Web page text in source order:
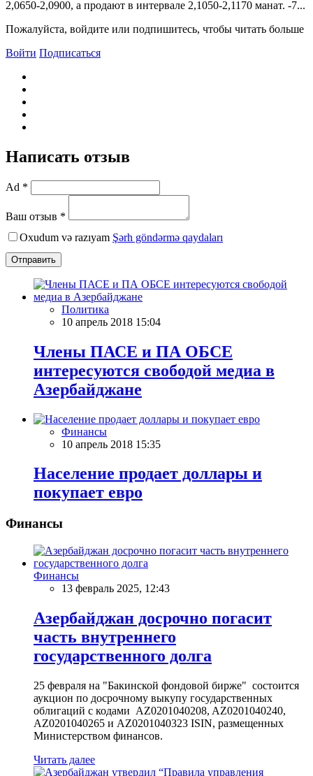
2,0650-2,0900, а продают в интервале 2,1050-2,1170 манат. -7...
Пожалуйста, войдите или подпишитесь, чтобы читать больше
Войти Подписаться
Написать отзыв
Ad *
Ваш отзыв *
Oxudum və razıyam Şərh göndərmə qaydaları
Отправить
Политика
10 апрель 2018 15:04
Члены ПАСЕ и ПА ОБСЕ
интересуются свободой медиа в
Азербайджане
Финансы
10 апрель 2018 15:35
Население продает доллары и
покупает евро
Финансы
Финансы
13 февраль 2025, 12:43
Азербайджан досрочно погасит
часть внутреннего
государственного долга
25 февраля на "Бакинской фондовой бирже" состоится
аукцион по досрочному выкупу государственных
облигаций с кодами AZ0201040208, AZ0201040240,
AZ0201040265 и AZ0201040323 ISIN, размещенных
Министерством финансов.
Читать далее